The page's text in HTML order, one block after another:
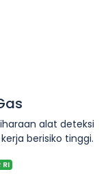
alat deteksi
berisiko tinggi.